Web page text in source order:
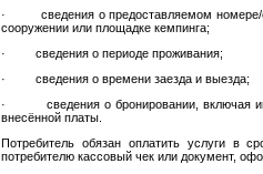
· сведения о предоставляемом номере/
сооружении или площадке кемпинга;
· сведения о периоде проживания;
· сведения о времени заезда и выезда;
· сведения о бронировании, включая
внесённой платы.
Потребитель обязан оплатить услуги в
потребителю кассовый чек или документ,